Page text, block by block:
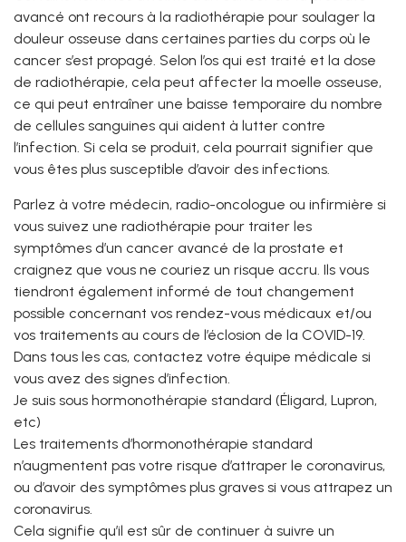
avancé ont recours à la radiothérapie pour soulager la
douleur osseuse dans certaines parties du corps où le
cancer s’est propagé. Selon l’os qui est traité et la dose
de radiothérapie, cela peut affecter la moelle osseuse,
ce qui peut entraîner une baisse temporaire du nombre
de cellules sanguines qui aident à lutter contre
l’infection. Si cela se produit, cela pourrait signifier que
vous êtes plus susceptible d’avoir des infections.
Parlez à votre médecin, radio-oncologue ou infirmière si
vous suivez une radiothérapie pour traiter les
symptômes d’un cancer avancé de la prostate et
craignez que vous ne couriez un risque accru. Ils vous
tiendront également informé de tout changement
possible concernant vos rendez-vous médicaux et/ou
vos traitements au cours de l’éclosion de la COVID-19.
Dans tous les cas, contactez votre équipe médicale si
vous avez des signes d’infection.
Je suis sous hormonothérapie standard (Éligard, Lupron,
etc)
Les traitements d’hormonothérapie standard
n’augmentent pas votre risque d’attraper le coronavirus,
ou d’avoir des symptômes plus graves si vous attrapez un
coronavirus.
Cela signifie qu’il est sûr de continuer à suivre un